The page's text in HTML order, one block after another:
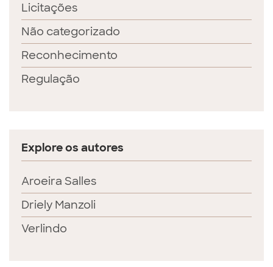
Licitações
Não categorizado
Reconhecimento
Regulação
Explore os autores
Aroeira Salles
Driely Manzoli
Verlindo